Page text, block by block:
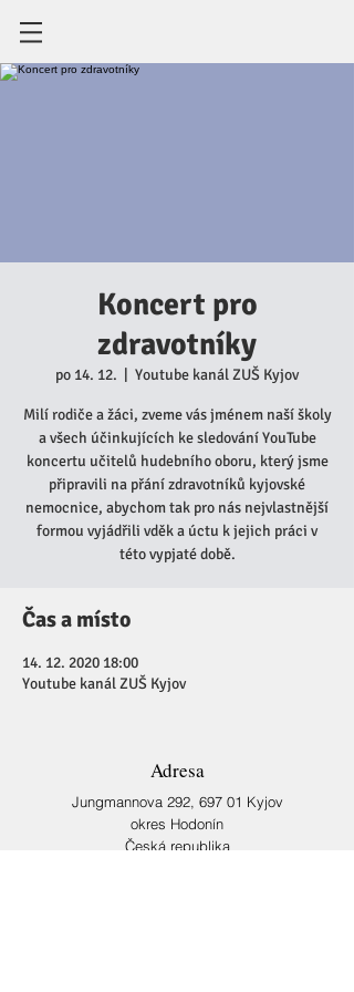
Koncert pro
zdravotníky
po 14. 12. Youtube kanál ZUŠ Kyjov
Milí rodiče a žáci, zveme vás jménem naší školy
a všech účinkujících ke sledování YouTube
koncertu učitelů hudebního oboru, který jsme
připravili na přání zdravotníků kyjovské
nemocnice, abychom tak pro nás nejvlastnější
formou vyjádřili vděk a úctu k jejich práci v
této vypjaté době.
Čas a místo
14. 12. 2020 18:00
Youtube kanál ZUŠ Kyjov
Adresa
Jungmannova 292, 697 01 Kyjov
okres Hodonín
Česká republika